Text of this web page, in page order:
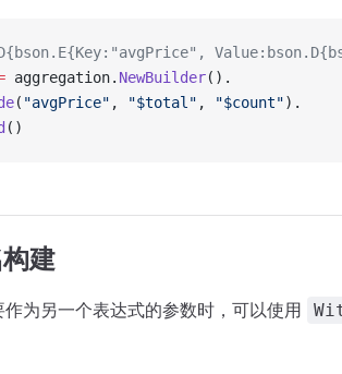
aggregation. NewBuilder().
( "avgPrice" , "$total" , "$count").
()
建
作为另一个表达式的参数时，可以使用